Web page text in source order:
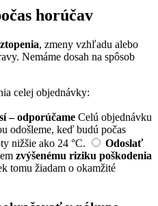
horúčav
, zmeny vzhľadu alebo
Nemáme dosah na spôsob
celej objednávky:
– odporúčame Celú objednávku
odošleme, keď budú počas
nižšie ako 24 °C.
Odoslať
zvýšenému riziku poškodenia
tomu žiadam o okamžité